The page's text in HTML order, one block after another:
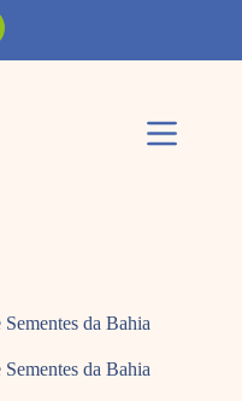
da Bahia
da Bahia